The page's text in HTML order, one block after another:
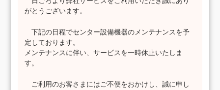
がとうございます。
下記の日程でセンター設備機器のメンテナンスを予
定しております。
メンテナンスに伴い、サービスを一時休止いたしま
す。
ご利用のお客さまにはご不便をおかけし、誠に申し